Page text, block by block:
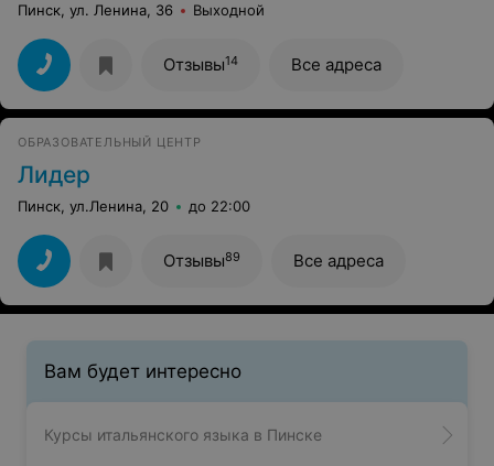
Пинск, ул. Ленина, 36 Выходной
Отзывы14 Все адреса
ОБРАЗОВАТЕЛЬНЫЙ ЦЕНТР
Лидер
Пинск, ул.Ленина, 20 до 22:00
Отзывы89 Все адреса
Вам будет интересно
Курсы итальянского языка в Пинске